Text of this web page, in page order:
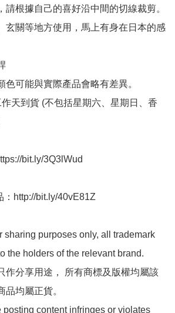
請根據自己的喜好沿中間的切線裁剪。
玄關等地方使用，馬上有身在日本的感
色可能與實際產品會略有差異。
天到貨 (不包括星期六、星期日、香
bit.ly/3Q3lWud
http://bit.ly/40vE81Z
sharing purposes only, all trademark
the holders of the relevant brand.
作分享用途， 所有商標及版權均屬該
品均屬正貨。
posting content infringes or violates